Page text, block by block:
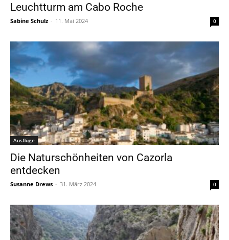
Leuchtturm am Cabo Roche
Sabine Schulz - 11. Mai 2024 0
Ausflüge
Die Naturschönheiten von Cazorla
entdecken
Susanne Drews - 31. März 2024 0